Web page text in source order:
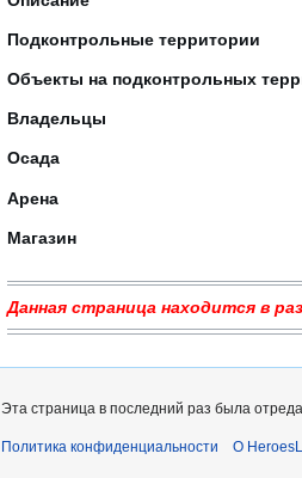
Подконтрольные территории
Объекты на подконтрольных
Владельцы
Осада
Арена
Магазин
Данная страница находится в
Эта страница в последний раз была
Политика конфиденциальности О